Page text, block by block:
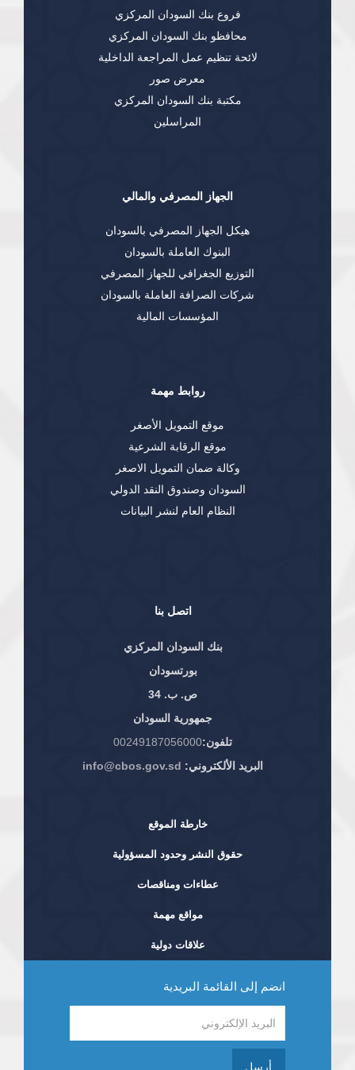
اتصل بنا
بنك السودان المركزي
بورتسودان
ص. ب. 34
جمهورية السودان
تلفون:00249187056000
البريد الألكتروني: info@cbos.gov.sd
فروع بنك السودان المركزي
محافظو بنك السودان المركزي
لائحة تنظيم عمل المراجعة الداخلية
معرض صور
مكتبة بنك السودان المركزي
المراسلين
الجهاز المصرفي والمالي
هيكل الجهاز المصرفي بالسودان
البنوك العاملة بالسودان
التوزيع الجغرافي للجهاز المصرفي
شركات الصرافة العاملة بالسودان
المؤسسات المالية
روابط مهمة
موقع التمويل الأصغر
موقع الرقابة الشرعية
وكالة ضمان التمويل الاصغر
السودان وصندوق النقد الدولي
النظام العام لنشر البيانات
خارطة الموقع
حقوق النشر وحدود المسؤولية
عطاءات ومناقصات
مواقع مهمة
علاقات دولية
انضم إلى القائمة البريدية
أرسل